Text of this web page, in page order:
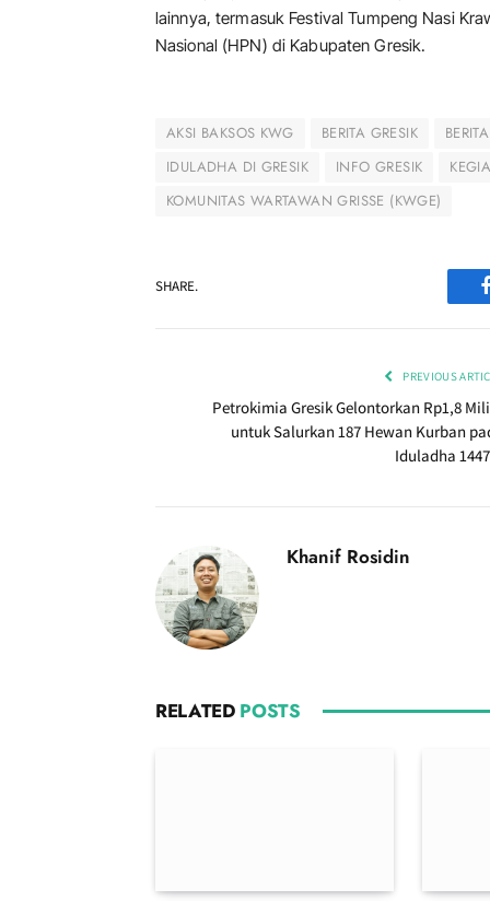
lainnya, termasuk Festival Tumpeng Nasi
Nasional (HPN) di Kabupaten Gresik.
AKSI BAKSOS KWG BERITA GRESIK
IDULADHA DI GRESIK
INFO GRESIK
KOMUNITAS WARTAWAN GRISSE (KWGE)
SHARE.
PREVIOUS
Petrokimia Gresik Gelontorkan Rp1,8
untuk Salurkan 187 Hewan Kurban
Iduladha
Khanif Rosidin
RELATED POSTS